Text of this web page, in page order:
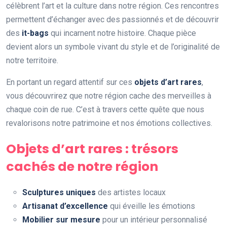
célèbrent l’art et la culture dans notre région. Ces rencontres
permettent d’échanger avec des passionnés et de découvrir
des it-bags qui incarnent notre histoire. Chaque pièce
devient alors un symbole vivant du style et de l’originalité de
notre territoire.
En portant un regard attentif sur ces objets d’art rares,
vous découvrirez que notre région cache des merveilles à
chaque coin de rue. C’est à travers cette quête que nous
revalorisons notre patrimoine et nos émotions collectives.
Objets d’art rares : trésors
cachés de notre région
Sculptures uniques des artistes locaux
Artisanat d’excellence qui éveille les émotions
Mobilier sur mesure pour un intérieur personnalisé